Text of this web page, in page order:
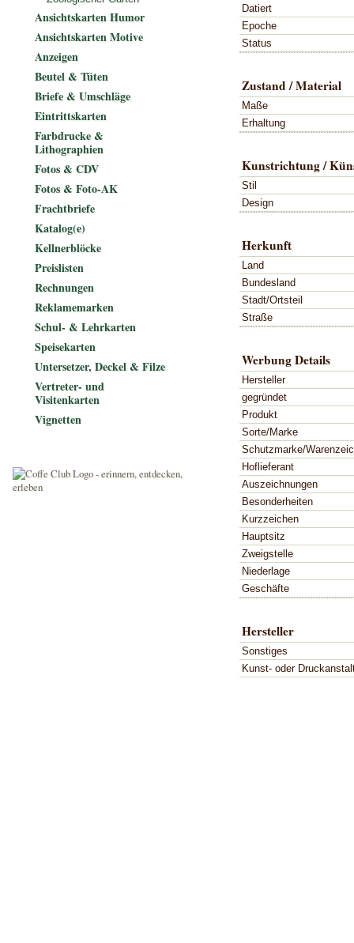
Datiert
Epoche
Status
Zustand / Material
Maße
Erhaltung
Kunstrichtung /
Stil
Design
Herkunft
Land
Bundesland
Stadt/Ortsteil
Straße
Werbung Details
Hersteller
gegründet
Produkt
Sorte/Marke
Schutzmarke/
Hoflieferant
Auszeichnungen
Besonderheiten
Kurzzeichen
Hauptsitz
Zweigstelle
Niederlage
Geschäfte
Hersteller
Sonstiges
Kunst- oder
Ansichtskarten Humor
Ansichtskarten Motive
Anzeigen
Beutel & Tüten
Briefe & Umschläge
Eintrittskarten
Farbdrucke &
Lithographien
Fotos & CDV
Fotos & Foto-AK
Frachtbriefe
Katalog(e)
Kellnerblöcke
Preislisten
Rechnungen
Reklamemarken
Schul- & Lehrkarten
Speisekarten
Untersetzer, Deckel & Filze
Vertreter- und
Visitenkarten
Vignetten